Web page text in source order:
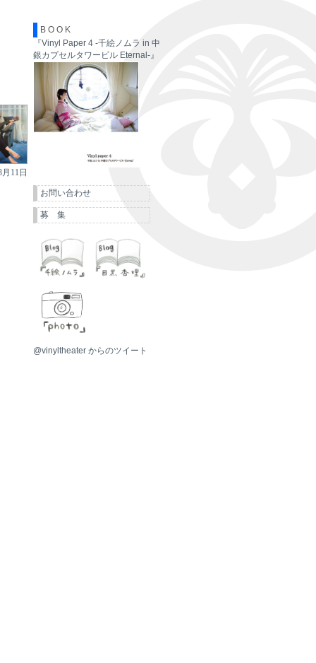
11日
B O O K
『Vinyl Paper 4 -千絵ノムラ in 中
銀カプセルタワービル Eternal-』
お問い合わせ
募 集
@vinyltheater からのツイート